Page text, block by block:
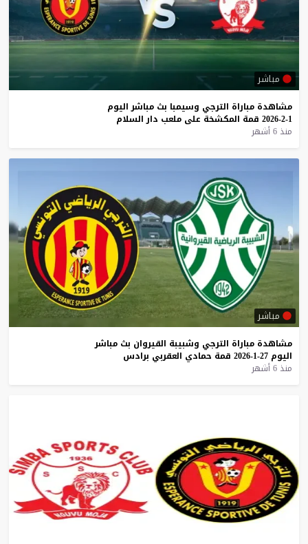
مباشر
مشاهدة مباراة الترجي وسيمبا بث مباشر اليوم
1-2-2026
قمة المكشخة على ملعب دار السلام
منذ 6 أشهر
مباشر
مشاهدة مباراة الترجي وشبيبة القيروان بث مباشر
اليوم 27-1-2026 قمة حمادي العقربي برادس
منذ 6 أشهر